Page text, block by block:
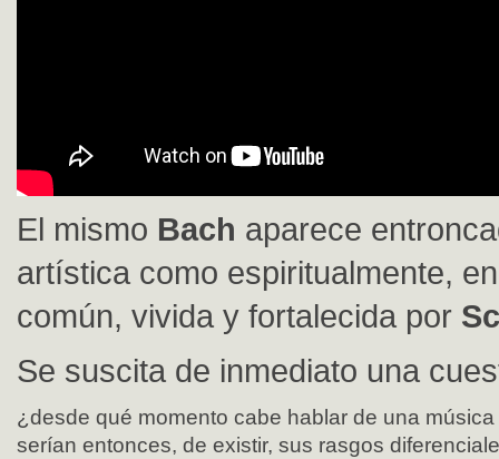
El mismo Bach aparece
artística como espiritualmente,
común, vivida y fortalecida por
Se suscita de inmediato una
¿desde qué momento cabe hablar de una
serían entonces, de existir, sus rasgos